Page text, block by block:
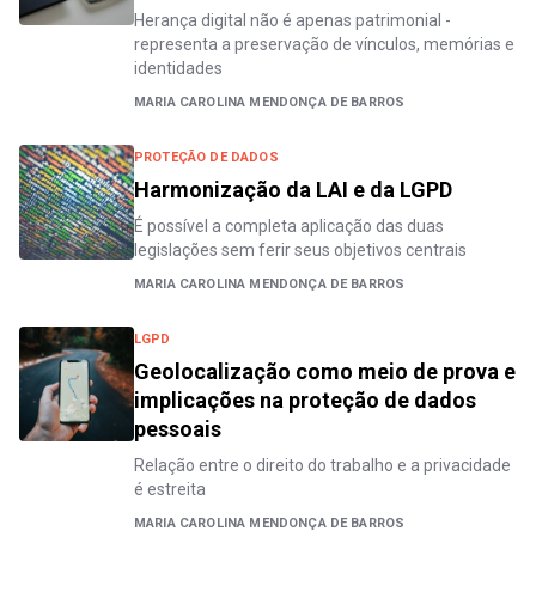
Herança digital não é apenas patrimonial -
representa a preservação de vínculos, memórias e
identidades
MARIA CAROLINA MENDONÇA DE BARROS
PROTEÇÃO DE DADOS
Harmonização da LAI e da LGPD
É possível a completa aplicação das duas
legislações sem ferir seus objetivos centrais
MARIA CAROLINA MENDONÇA DE BARROS
LGPD
Geolocalização como meio de prova e
implicações na proteção de dados
pessoais
Relação entre o direito do trabalho e a privacidade
é estreita
MARIA CAROLINA MENDONÇA DE BARROS